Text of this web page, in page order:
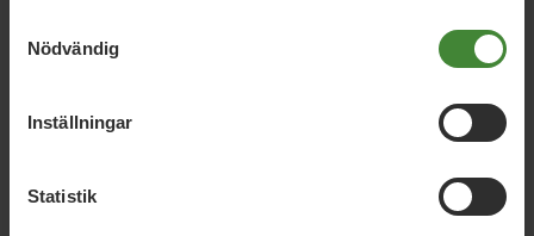
Nödvändig
Inställningar
Statistik